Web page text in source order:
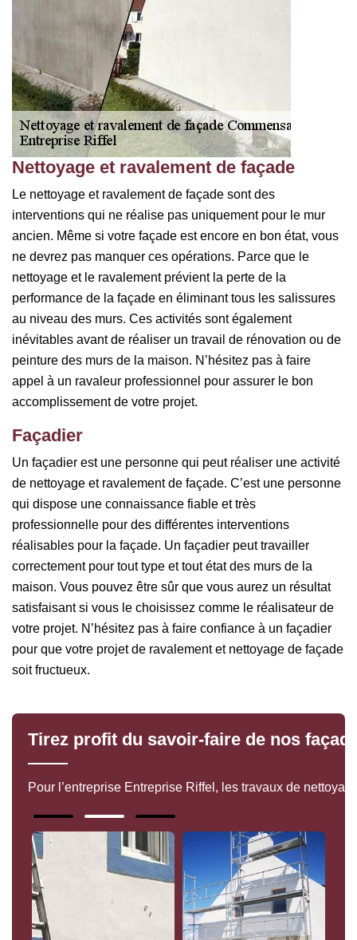
Nettoyage et ravalement de façade
Le nettoyage et ravalement de façade sont des
interventions qui ne réalise pas uniquement pour le mur
ancien. Même si votre façade est encore en bon état, vous
ne devrez pas manquer ces opérations. Parce que le
nettoyage et le ravalement prévient la perte de la
performance de la façade en éliminant tous les salissures
au niveau des murs. Ces activités sont également
inévitables avant de réaliser un travail de rénovation ou de
peinture des murs de la maison. N’hésitez pas à faire
appel à un ravaleur professionnel pour assurer le bon
accomplissement de votre projet.
Façadier
Un façadier est une personne qui peut réaliser une activité
de nettoyage et ravalement de façade. C’est une personne
qui dispose une connaissance fiable et très
professionnelle pour des différentes interventions
réalisables pour la façade. Un façadier peut travailler
correctement pour tout type et tout état des murs de la
maison. Vous pouvez être sûr que vous aurez un résultat
satisfaisant si vous le choisissez comme le réalisateur de
votre projet. N’hésitez pas à faire confiance à un façadier
pour que votre projet de ravalement et nettoyage de façade
soit fructueux.
Tirez profit du savoir-faire de nos
Pour l’entreprise Entreprise Riffel, les travaux de